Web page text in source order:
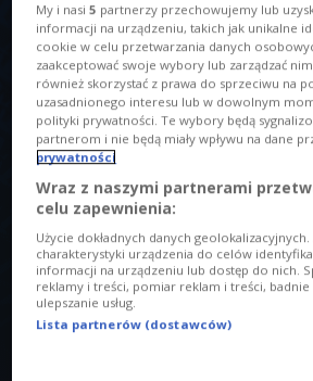
Zdj. ilustracyjne Foto: Roman
O AUDYCJI
00:00
Tytuł
"Gaming to świat, w którym można znaleźć
miłość"
Prowadzący
Łukasz JeffreJ Chmiel
My i nasi5 partnerzy przechowujemy lub
informacji na urządzeniu, takich jak unikalne
cookie w celu przetwarzania danych
zaakceptować swoje wybory lub zarządzać
również skorzystać z prawa do sprzeciwu na
uzasadnionego interesu lub w dowolnym
polityki prywatności. Te wybory będą
partnerom i nie będą miały wpływu na dane
prywatności
Wraz z naszymi partnerami
celu zapewnienia:
Użycie dokładnych danych
charakterystyki urządzenia do celów
informacji na urządzeniu lub dostęp do nich.
reklamy i treści, pomiar reklam i treści,
ulepszanie usług.
Lista partnerów (dostawców)